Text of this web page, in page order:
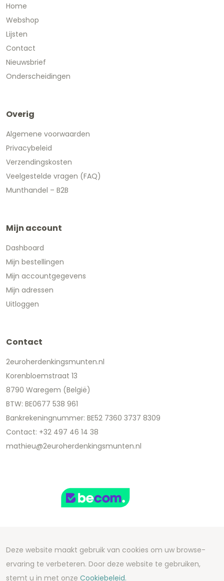
Home
Webshop
Lijsten
Contact
Nieuwsbrief
Onderscheidingen
Overig
Algemene voorwaarden
Privacybeleid
Verzendingskosten
Veelgestelde vragen (FAQ)
Munthandel – B2B
Mijn account
Dashboard
Mijn bestellingen
Mijn accountgegevens
Mijn adressen
Uitloggen
Contact
2euroherdenkingsmunten.nl
Korenbloemstraat 13
8790 Waregem (België)
BTW: BE0677 538 961
Bankrekeningnummer: BE52 7360 3737 8309
Contact: +32 497 46 14 38
mathieu@2euroherdenkingsmunten.nl
Copyright 2026 We Can Do Better Online BV
Development by2mprove- Content by
Deze website maakt gebruik van cookies om uw browse-
ervaring te verbeteren. Door deze website te gebruiken,
stemt u in met onze Cookiebeleid.